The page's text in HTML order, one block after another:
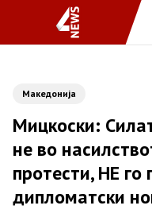
Македонија
Мицкоски:
не во
протести, НЕ го
дипломатски